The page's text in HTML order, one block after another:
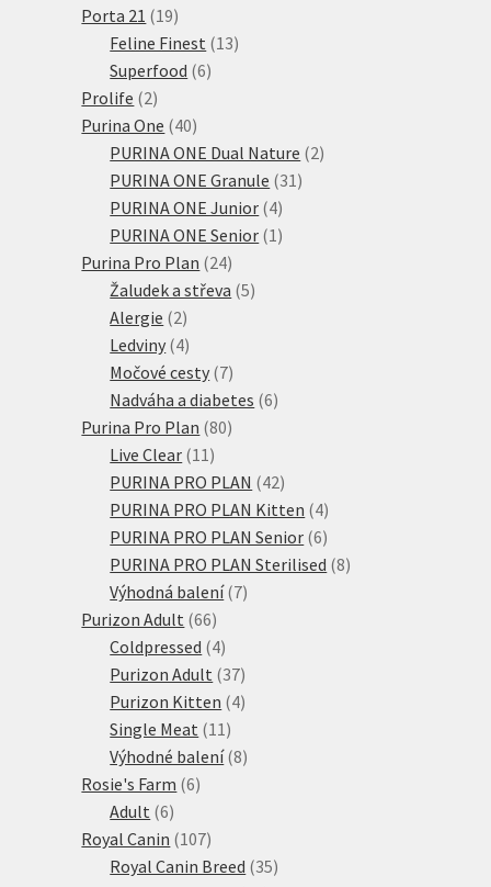
produkt
Porta 21 1919
produktů
Feline Finest 1313
Superfood 66
Prolife 22
produkty
Purina One 4040
produktů
PURINA ONE Dual Nature 22
PURINA ONE Granule 31 31
PURINA ONE Junior 44
produkty
PURINA ONE Senior 1 1
Purina Pro Plan 2424
produktů
Žaludek a střeva 55
Alergie 22
produkty
Ledviny 44
produkty
Močové cesty 77
produktů
Nadváha a diabetes 66
Purina Pro Plan 8080
Live Clear 11 11
produktů
PURINA PRO PLAN 4242
produktů
PURINA PRO PLAN Kitten 44
produkty
PURINA PRO PLAN Senior 66
produktů
PURINA PRO PLAN Sterilised 88
Výhodná balení 77
Purizon Adult 6666
produktů
Coldpressed 44
produkty
Purizon Adult 3737
produktů
Purizon Kitten 44
Single Meat 11 11
produktů
Výhodné balení 88
Rosie's Farm 66
Adult 66
produktů
Royal Canin 107107
produktů
Royal Canin Breed 3535